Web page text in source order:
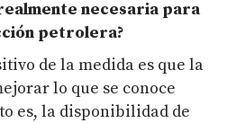
necesaria para
petrolera?
de la medida es que la
lo que se conoce
es, la disponibilidad de